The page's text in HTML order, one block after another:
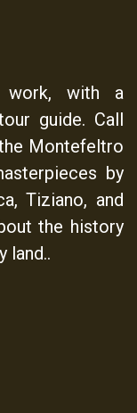
work, with a
guide. Call
Montefeltro
by
Tiziano, and
the history
land..